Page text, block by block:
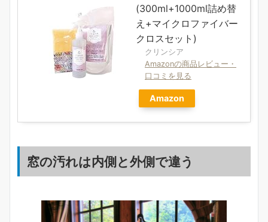
(300ml+1000ml詰め替
え+マイクロファイバー
クロスセット)
クリンシア
Amazonの商品レビュー・
口コミを見る
Amazon
窓の汚れは内側と外側で違う